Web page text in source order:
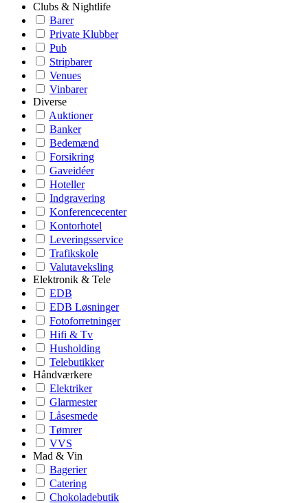
Clubs & Nightlife
Barer
Private Klubber
Pub
Stripbarer
Venues
Vinbarer
Diverse
Auktioner
Banker
Bedemænd
Forsikring
Gaveidéer
Hoteller
Indgravering
Konferencecenter
Kontorhotel
Leveringsservice
Trafikskole
Valutaveksling
Elektronik & Tele
EDB
EDB Løsninger
Fotoforretninger
Hifi & Tv
Husholding
Telebutikker
Håndværkere
Elektriker
Glarmester
Låsesmede
Tømrer
VVS
Mad & Vin
Bagerier
Catering
Chokoladebutik